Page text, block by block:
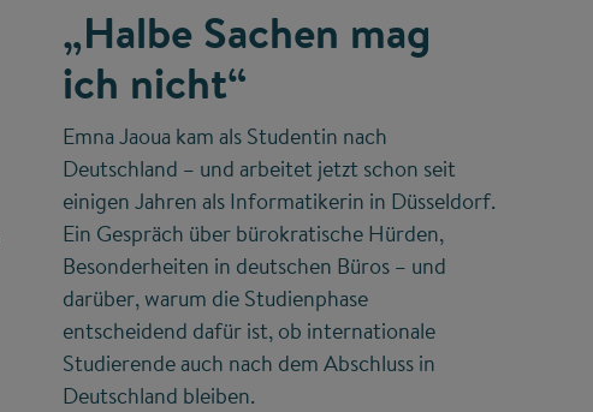
„Halbe Sachen mag
ich nicht“
Emna Jaoua kam als Studentin nach
Deutschland – und arbeitet jetzt schon seit
einigen Jahren als Informatikerin in Düsseldorf.
Ein Gespräch über bürokratische Hürden,
Besonderheiten in deutschen Büros – und
darüber, warum die Studienphase
entscheidend dafür ist, ob internationale
Studierende auch nach dem Abschluss in
Deutschland bleiben.